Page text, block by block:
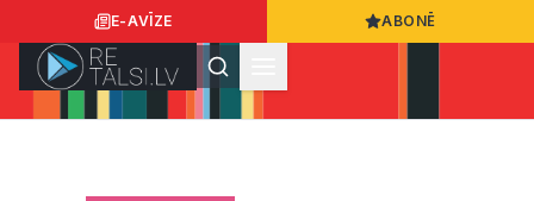
E-AVĪZE ABONĒ